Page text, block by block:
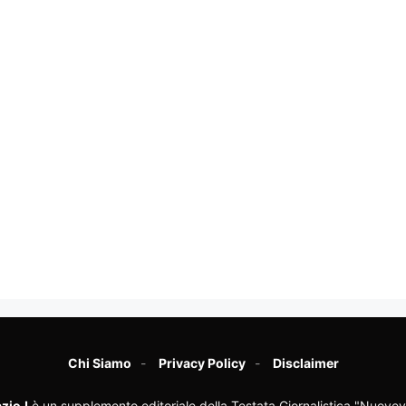
Chi Siamo Privacy Policy Disclaimer